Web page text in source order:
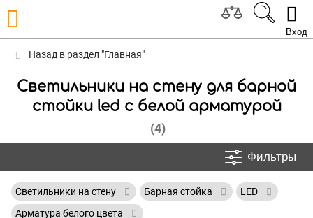
Вход
Назад в раздел "Главная"
Светильники на стену для барной
стойки led с белой арматурой
(4)
Фильтры
Светильники на стену Барная стойка
LED
Арматура белого цвета